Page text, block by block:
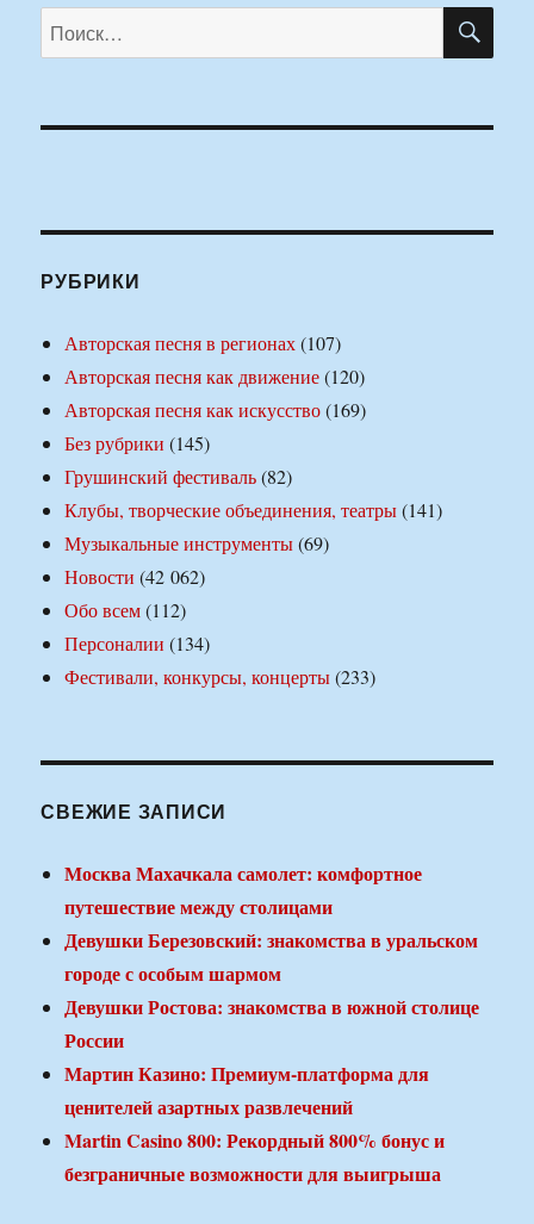
Искать:
РУБРИКИ
Авторская песня в регионах(107)
Авторская песня как движение(120)
Авторская песня как искусство(169)
Без рубрики (145)
Грушинский фестиваль(82)
Клубы, творческие объединения, театры(141)
Музыкальные инструменты(69)
Новости (42 062)
Обо всем(112)
Персоналии (134)
Фестивали, конкурсы, концерты(233)
СВЕЖИЕ ЗАПИСИ
Москва Махачкала самолет: комфортное
путешествие между столицами
Девушки Березовский: знакомства в уральском
городе с особым шармом
Девушки Ростова: знакомства в южной столице
России
Мартин Казино: Премиум-платформа для
ценителей азартных развлечений
Martin Casino 800: Рекордный 800% бонус и
безграничные возможности для выигрыша